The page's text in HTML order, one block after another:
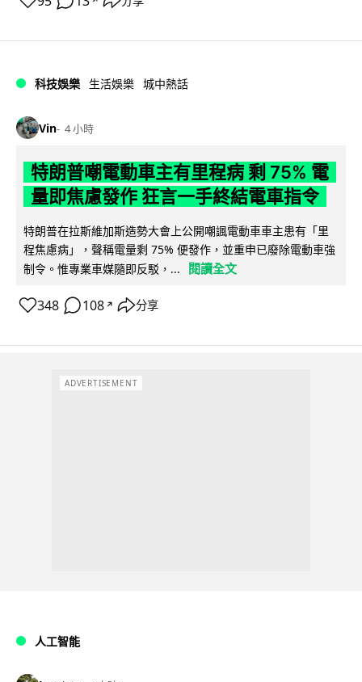
科技娛樂 生活娛樂 城中熱話
Vin 4 小時
特朗普嘲電動車主有里程病 剩 75% 電
量即焦慮發作 狂言一手終結電車指令
特朗普在拉斯維加斯造勢大會上公開嘲諷電動車車主患有「里
程焦慮病」，聲稱電量剩 75% 便發作，並重申已廢除電動車強
制令。惟專業車媒隨即反駁，...
閱讀全文
348 108 ↗ 分享
ADVERTISEMENT
人工智能